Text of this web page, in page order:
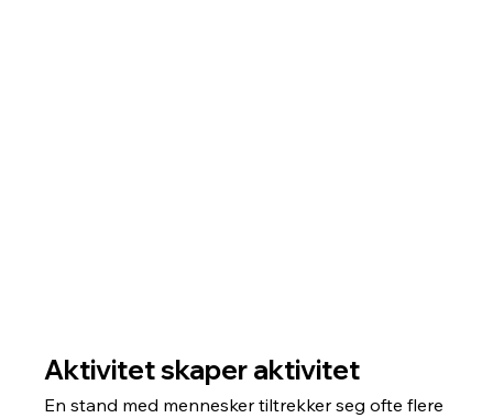
Aktivitet skaper aktivitet
En stand med mennesker tiltrekker seg ofte flere